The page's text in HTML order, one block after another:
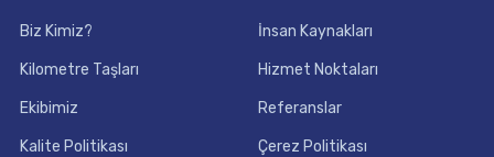
Biz Kimiz? İnsan Kaynakları
Kilometre Taşları Hizmet Noktaları
Ekibimiz Referanslar
Kalite Politikası Çerez Politikası